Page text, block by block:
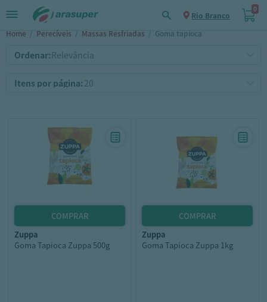
Rio Branco
0
Home / Perecíveis / Massas Resfriadas / Goma tapioca
Ordenar:
Itens por página:
zuppa
Goma Tapioca Zuppa 500g
zuppa
Goma Tapioca Zuppa 1kg